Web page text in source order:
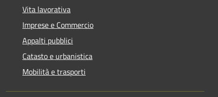
Vita lavorativa
Imprese e Commercio
Appalti pubblici
Catasto e urbanistica
Mobilità e trasporti